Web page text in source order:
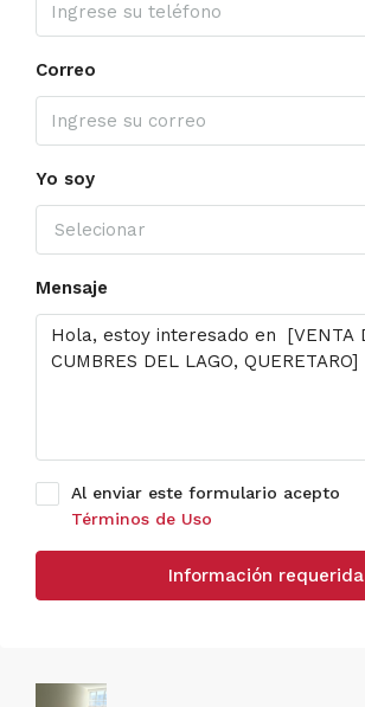
Correo
Yo soy
Selecionar
Mensaje
Al enviar este formulario acepto
Términos de Uso
Información requerida